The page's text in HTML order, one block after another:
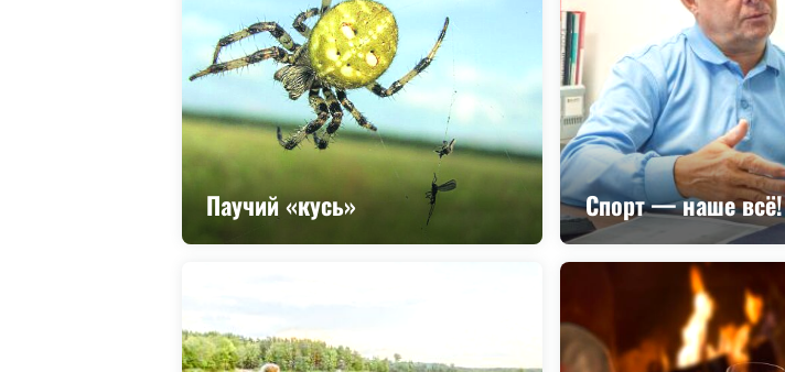
Паучий «кусь» Спорт — наше всё!